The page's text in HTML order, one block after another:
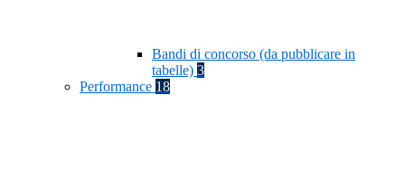
Bandi di concorso (da pubblicare in
tabelle) 3
Performance 18